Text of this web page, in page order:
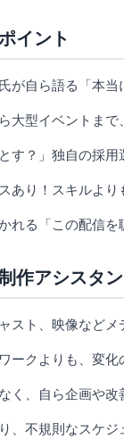
イント
が自ら語る「本当
大型イベントま
す？」独自の採
あり！スキルよ
れる「この配信
作アシスタ
スト、映像など
ークよりも、変化
く、自ら企画や改
、不規則なスケジ